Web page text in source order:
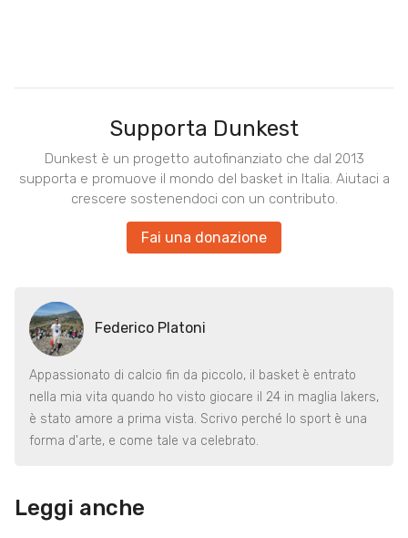
Supporta Dunkest
Dunkest è un progetto autofinanziato che dal 2013
supporta e promuove il mondo del basket in Italia. Aiutaci a
crescere sostenendoci con un contributo.
Fai una donazione
Federico Platoni
Appassionato di calcio fin da piccolo, il basket è entrato
nella mia vita quando ho visto giocare il 24 in maglia lakers,
è stato amore a prima vista. Scrivo perché lo sport è una
forma d'arte, e come tale va celebrato.
Leggi anche